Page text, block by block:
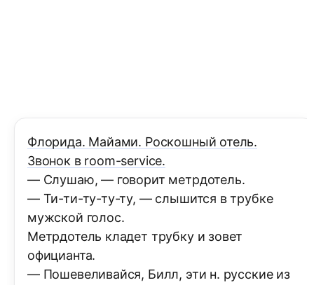
Флорида. Майами. Роскошный отель.
Звонок в room-service.
— Слушаю, — говорит метрдотель.
— Ти-ти-ту-ту-ту, — слышится в трубке
мужской голос.
Метрдотель кладет трубку и зовет
официанта.
— Пошевеливайся, Билл, эти н. русские из